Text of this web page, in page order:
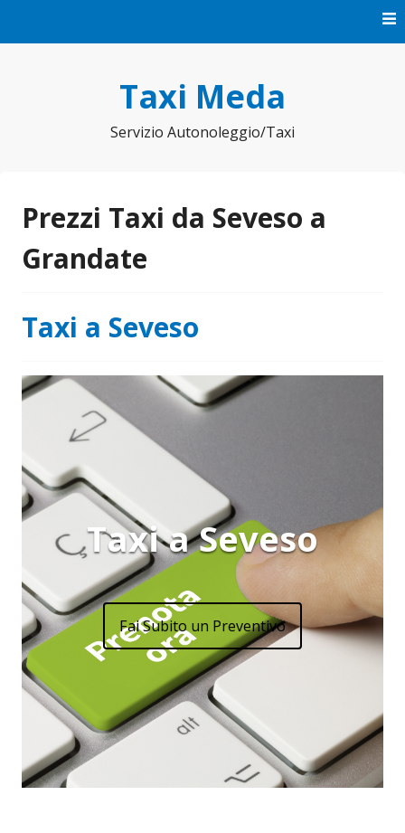
Taxi Meda
Servizio Autonoleggio/Taxi
Prezzi Taxi da Seveso a
Grandate
Taxi a Seveso
Taxi a Seveso
Fai Subito un Preventivo